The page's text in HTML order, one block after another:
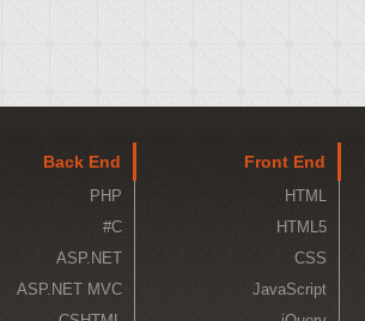
Front End
HTML
HTML5
CSS
JavaScript
Back End
PHP
C#
ASP.NET
ASP.NET MVC